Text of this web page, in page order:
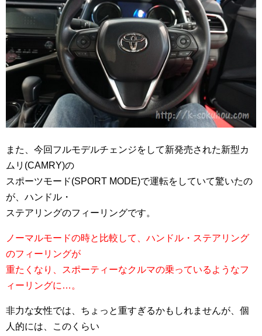
また、今回フルモデルチェンジをして新発売された新型カ
ムリ(CAMRY)の
スポーツモード(SPORT MODE)で運転をしていて驚いたの
が、ハンドル・
ステアリングのフィーリングです。
ノーマルモードの時と比較して、ハンドル・ステアリング
のフィーリングが
重たくなり、スポーティーなクルマの乗っているようなフ
ィーリングに…。
非力な女性では、ちょっと重すぎるかもしれませんが、個
人的には、このくらい